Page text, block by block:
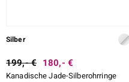
Silber
199,- € 180,- €
Kanadische Jade-Silberohrringe